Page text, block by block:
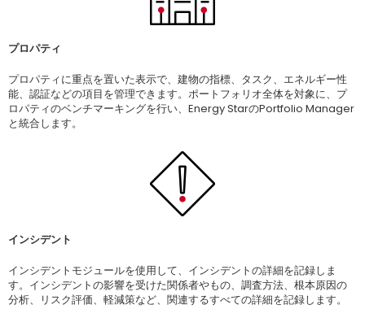
プロパティ
プロパティに重点を置いた表示で、建物の指標、タスク、エネルギー性
能、認証などの項目を管理できます。ポートフォリオ全体を対象に、プ
ロパティのベンチマーキングを行い、Energy StarのPortfolio Manager
と統合します。
インシデント
インシデントモジュールを使用して、インシデントの詳細を記録しま
す。インシデントの影響を受けた関係者やもの、調査方法、根本原因の
分析、リスク評価、軽減策など、関連するすべての詳細を記録します。